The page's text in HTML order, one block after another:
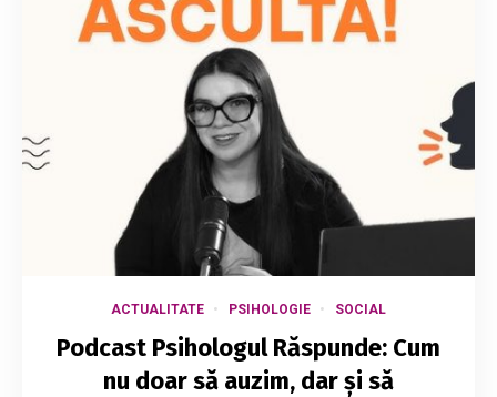
ACTUALITATE PSIHOLOGIE SOCIAL
Podcast Psihologul Răspunde: Cum
nu doar să auzim, dar și să